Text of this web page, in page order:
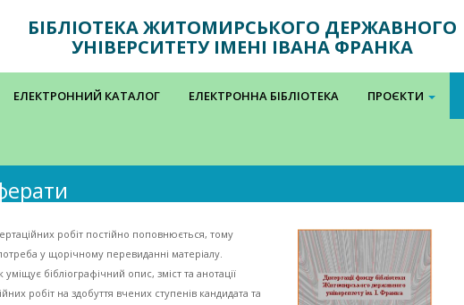
БІБЛІОТЕКА ЖИТОМИРСЬКОГО ДЕРЖАВНОГО
УНІВЕРСИТЕТУ ІМЕНІ ІВАНА ФРАНКА
ЕЛЕКТРОННИЙ КАТАЛОГ ЕЛЕКТРОННА БІБЛІОТЕКА ПРОЄКТИ
робіт постійно поповнюється, тому
у щорічному перевиданні матеріалу.
бібліографічний опис, зміст та анотації
робіт на здобуття вчених ступенів кандидата та